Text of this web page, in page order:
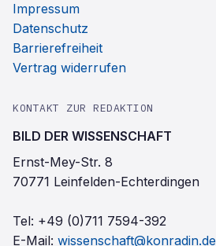
Impressum
Datenschutz
Barrierefreiheit
Vertrag widerrufen
KONTAKT ZUR REDAKTION
BILD DER WISSENSCHAFT
Ernst-Mey-Str. 8
70771 Leinfelden-Echterdingen
Tel: +49 (0)711 7594-392
E-Mail: wissenschaft@konradin.de